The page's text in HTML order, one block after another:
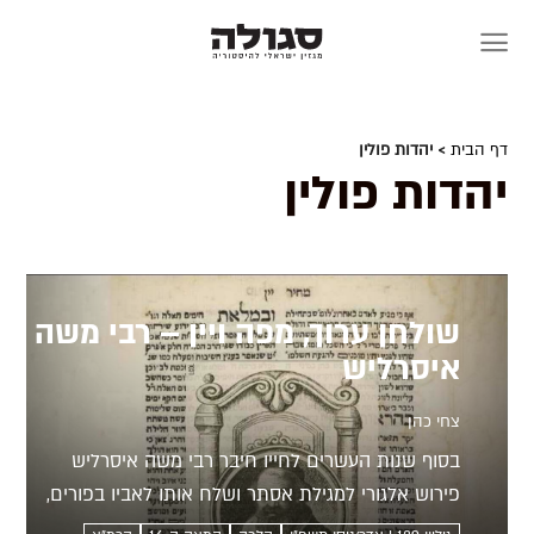
דף הבית > יהדות פולין
יהדות פולין
שולחן ערוך, מפה ויין – רבי משה
איסרליש
צחי כהן
בסוף שנות העשרים לחייו חיבר רבי משה איסרליש
פירוש אלגורי למגילת אסתר ושלח אותו לאביו בפורים,
כחלופה למשלוח מנות. החיבור מספק הצצה נדירה